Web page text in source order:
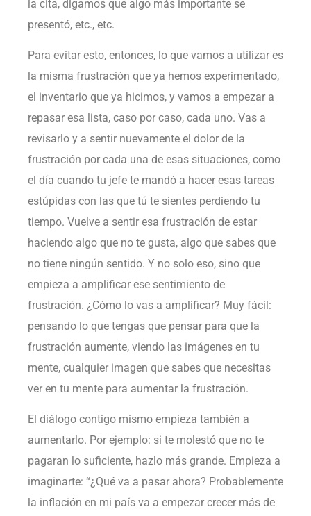
la cita, digamos que algo más importante se
presentó, etc., etc.
Para evitar esto, entonces, lo que vamos a utilizar es
la misma frustración que ya hemos experimentado,
el inventario que ya hicimos, y vamos a empezar a
repasar esa lista, caso por caso, cada uno. Vas a
revisarlo y a sentir nuevamente el dolor de la
frustración por cada una de esas situaciones, como
el día cuando tu jefe te mandó a hacer esas tareas
estúpidas con las que tú te sientes perdiendo tu
tiempo. Vuelve a sentir esa frustración de estar
haciendo algo que no te gusta, algo que sabes que
no tiene ningún sentido. Y no solo eso, sino que
empieza a amplificar ese sentimiento de
frustración. ¿Cómo lo vas a amplificar? Muy fácil:
pensando lo que tengas que pensar para que la
frustración aumente, viendo las imágenes en tu
mente, cualquier imagen que sabes que necesitas
ver en tu mente para aumentar la frustración.
El diálogo contigo mismo empieza también a
aumentarlo. Por ejemplo: si te molestó que no te
pagaran lo suficiente, hazlo más grande. Empieza a
imaginarte: “¿Qué va a pasar ahora? Probablemente
la inflación en mi país va a empezar crecer más de